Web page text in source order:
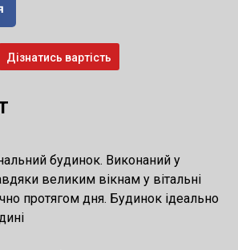
Дізнатись вартість
будинок. Виконаний у
великим вікнам у вітальні
протягом дня. Будинок ідеально